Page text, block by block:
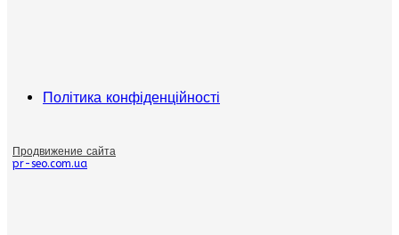
Політика конфіденційності
Продвижение сайта
pr-seo.com.ua